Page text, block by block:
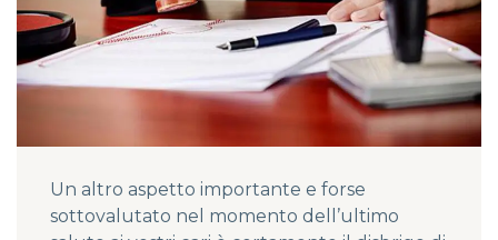
Un altro aspetto importante e forse
sottovalutato nel momento dell’ultimo